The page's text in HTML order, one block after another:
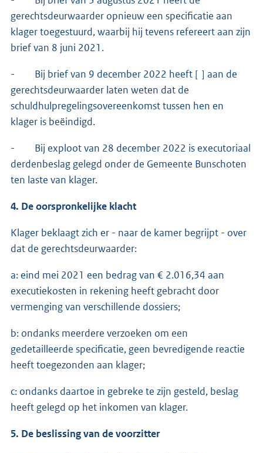
gerechtsdeurwaarder opnieuw een specificatie aan
klager toegestuurd, waarbij hij tevens refereert aan zijn
brief van 8 juni 2021.
- Bij brief van 9 december 2022 heeft [ ] aan de
gerechtsdeurwaarder laten weten dat de
schuldhulpregelingsovereenkomst tussen hen en
klager is beëindigd.
- Bij exploot van 28 december 2022 is executoriaal
derdenbeslag gelegd onder de Gemeente Bunschoten
ten laste van klager.
4. De oorspronkelijke klacht
Klager beklaagt zich er - naar de kamer begrijpt - over
dat de gerechtsdeurwaarder:
a: eind mei 2021 een bedrag van € 2.016,34 aan
executiekosten in rekening heeft gebracht door
vermenging van verschillende dossiers;
b: ondanks meerdere verzoeken om een
gedetailleerde specificatie, geen bevredigende reactie
heeft toegezonden aan klager;
c: ondanks daartoe in gebreke te zijn gesteld, beslag
heeft gelegd op het inkomen van klager.
5. De beslissing van de voorzitter